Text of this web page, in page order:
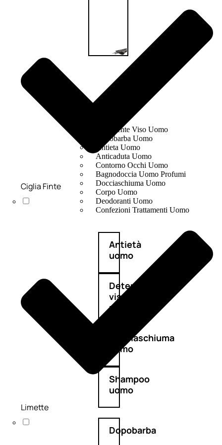
Detergente Viso Uomo
Dopobarba Uomo
Antieta Uomo
Anticaduta Uomo
Contorno Occhi Uomo
Bagnodoccia Uomo Profumi
Docciaschiuma Uomo
Corpo Uomo
Deodoranti Uomo
Confezioni Trattamenti Uomo
Antietà
uomo
Detergente
viso
uomo
Docciaschiuma
uomo
Shampoo
uomo
Dopobarba
Ciglia Finte
Limette